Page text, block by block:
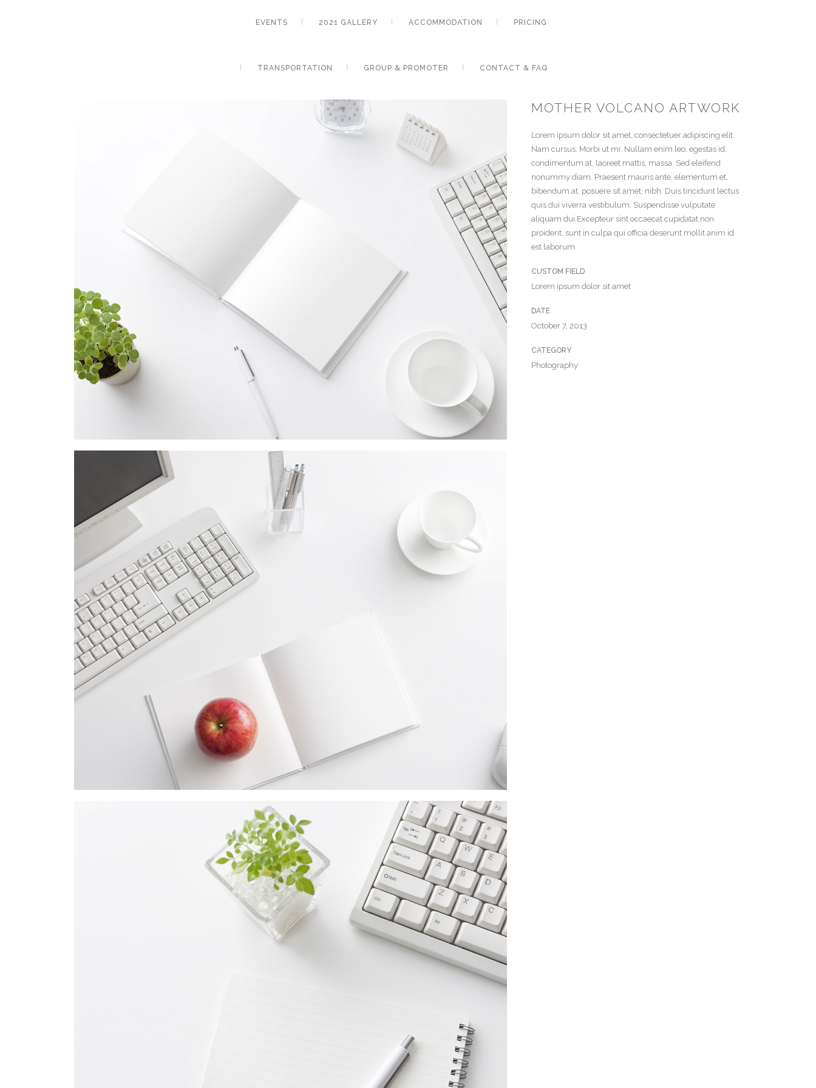
EVENTS 2021 GALLERY ACCOMMODATION PRICING
TRANSPORTATION GROUP & PROMOTER CONTACT & FAQ
MOTHER VOLCANO ARTWORK
Lorem ipsum dolor sit amet, consectetuer adipiscing elit.
Nam cursus. Morbi ut mi. Nullam enim leo, egestas id,
condimentum at, laoreet mattis, massa. Sed eleifend
nonummy diam. Praesent mauris ante, elementum et,
bibendum at, posuere sit amet, nibh. Duis tincidunt lectus
quis dui viverra vestibulum. Suspendisse vulputate
aliquam dui.Excepteur sint occaecat cupidatat non
proident, sunt in culpa qui officia deserunt mollit anim id
est laborum
CUSTOM FIELD
Lorem ipsum dolor sit amet
DATE
October 7, 2013
CATEGORY
Photography